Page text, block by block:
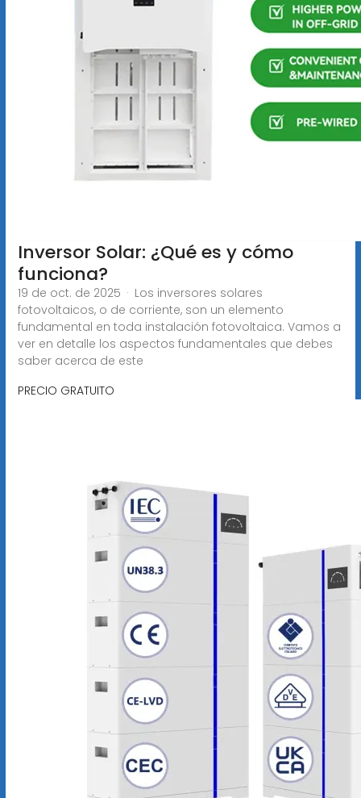
Inversor Solar: ¿Qué es y cómo
funciona?
19 de oct. de 2025 · Los inversores solares
fotovoltaicos, o de corriente, son un elemento
fundamental en toda instalación fotovoltaica. Vamos a
ver en detalle los aspectos fundamentales que debes
saber acerca de este
PRECIO GRATUITO